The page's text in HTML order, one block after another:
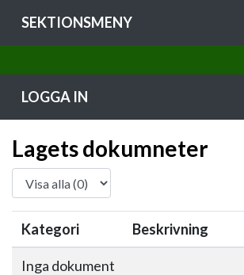
SEKTIONSMENY
LOGGA IN
Lagets dokumneter
Kategori Beskrivning
Inga dokument